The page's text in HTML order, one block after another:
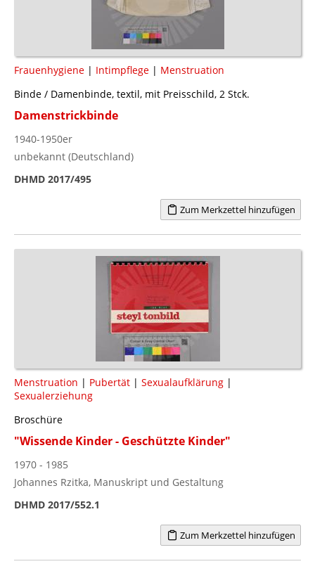
Frauenhygiene | Intimpflege | Menstruation
Binde / Damenbinde, textil, mit Preisschild, 2 Stck.
Damenstrickbinde
1940-1950er
unbekannt (Deutschland)
DHMD 2017/495
Zum Merkzettel hinzufügen
Menstruation | Pubertät | Sexualaufklärung |
Sexualerziehung
Broschüre
"Wissende Kinder - Geschützte Kinder"
1970 - 1985
Johannes Rzitka, Manuskript und Gestaltung
DHMD 2017/552.1
Zum Merkzettel hinzufügen